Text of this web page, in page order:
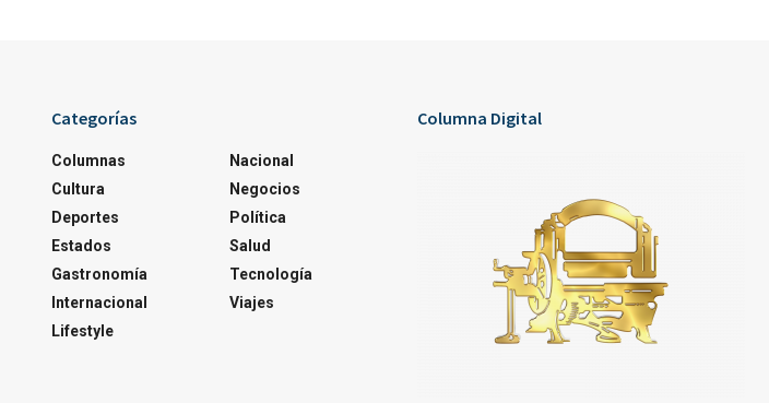
Categorías
Columnas
Cultura
Deportes
Estados
Gastronomía
Internacional
Lifestyle
Nacional
Negocios
Política
Salud
Tecnología
Viajes
Columna Digital